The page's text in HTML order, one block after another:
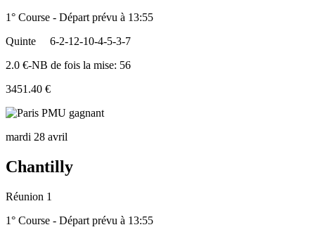
1° Course - Départ prévu à 13:55
Quinte
6-2-12-10-4-5-3-7
2.0 €-NB de fois la mise: 56
3451.40 €
mardi 28 avril
Chantilly
Réunion 1
1° Course - Départ prévu à 13:55